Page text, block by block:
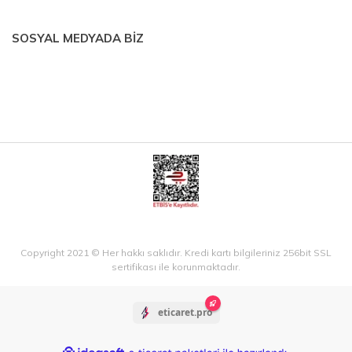
SOSYAL MEDYADA BİZ
Copyright 2021 © Her hakkı saklıdır. Kredi kartı bilgileriniz 256bit SSL
sertifikası ile korunmaktadır.
eticaret.pro